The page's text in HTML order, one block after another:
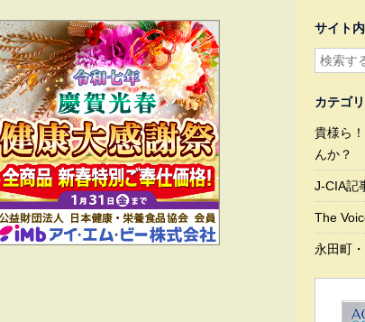
サイト
カテゴリ
貴様ら
んか？
J-CIA記
The
永田町